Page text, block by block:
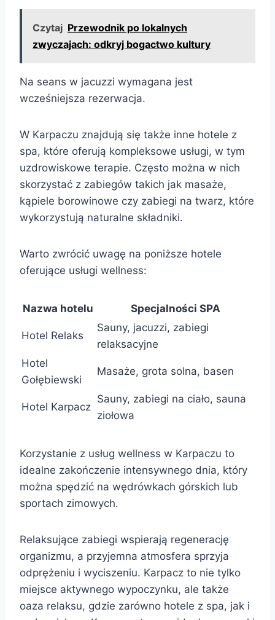
Czytaj Przewodnik po lokalnych
zwyczajach: odkryj bogactwo kultury
Na seans w jacuzzi wymagana jest
wcześniejsza rezerwacja.
W Karpaczu znajdują się także inne hotele z
spa, które oferują kompleksowe usługi, w tym
uzdrowiskowe terapie. Często można w nich
skorzystać z zabiegów takich jak masaże,
kąpiele borowinowe czy zabiegi na twarz, które
wykorzystują naturalne składniki.
Warto zwrócić uwagę na poniższe hotele
oferujące usługi wellness:
Nazwa hotelu Specjalności SPA
Hotel Relaks
Sauny, jacuzzi, zabiegi
relaksacyjne
Hotel
Gołębiewski
Masaże, grota solna, basen
Hotel Karpacz
Sauny, zabiegi na ciało, sauna
ziołowa
Korzystanie z usług wellness w Karpaczu to
idealne zakończenie intensywnego dnia, który
można spędzić na wędrówkach górskich lub
sportach zimowych.
Relaksujące zabiegi wspierają regenerację
organizmu, a przyjemna atmosfera sprzyja
odprężeniu i wyciszeniu. Karpacz to nie tylko
miejsce aktywnego wypoczynku, ale także
oaza relaksu, gdzie zarówno hotele z spa, jak i